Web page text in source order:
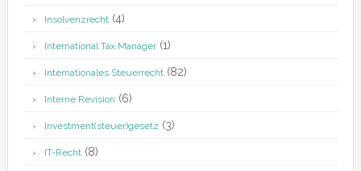
Insolvenzrecht(4)
International Tax Manager(1)
Internationales Steuerrecht(82)
Interne Revision (6)
Investment(steuer)gesetz (3)
IT-Recht(8)